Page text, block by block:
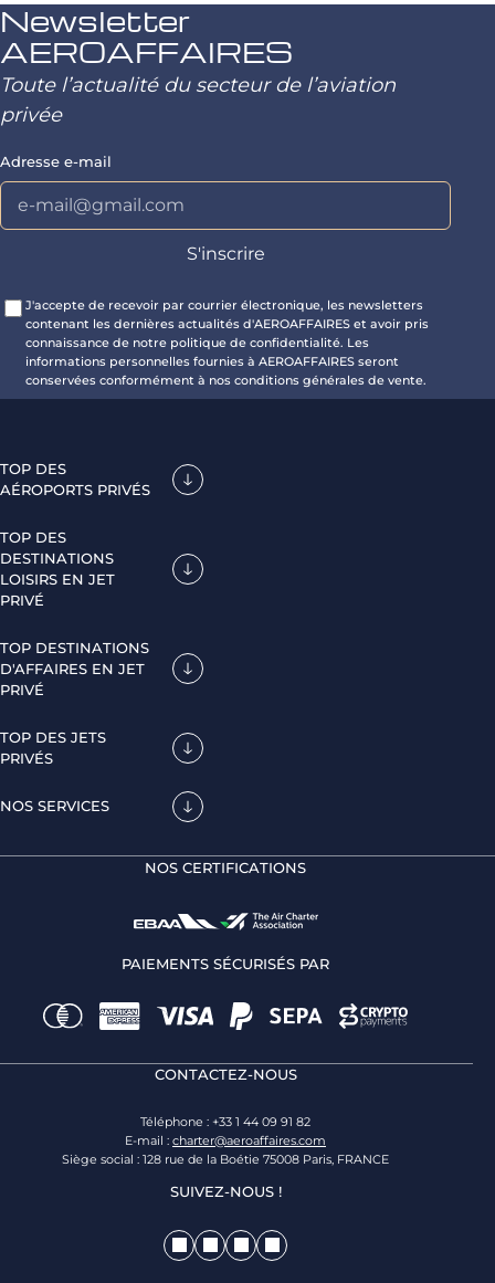
Newsletter
AEROAFFAIRES
Toute l’actualité du secteur de l’aviation
privée
Adresse e-mail
J'accepte de recevoir par courrier électronique, les newsletters
contenant les dernières actualités d'AEROAFFAIRES et avoir pris
connaissance de notre politique de confidentialité. Les
informations personnelles fournies à AEROAFFAIRES seront
conservées conformément à nos conditions générales de vente.
TOP DES
AÉROPORTS PRIVÉS
TOP DES
DESTINATIONS
LOISIRS EN JET
PRIVÉ
TOP DESTINATIONS
D'AFFAIRES EN JET
PRIVÉ
TOP DES JETS
PRIVÉS
NOS SERVICES
NOS CERTIFICATIONS
PAIEMENTS SÉCURISÉS PAR
CONTACTEZ-NOUS
Téléphone : +33 1 44 09 91 82
E-mail : charter@aeroaffaires.com
Siège social : 128 rue de la Boétie 75008 Paris, FRANCE
SUIVEZ-NOUS !